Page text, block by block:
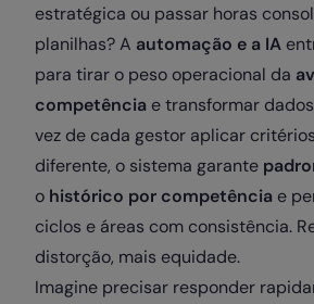
estratégica ou passar horas
planilhas? A automação e a IA
para tirar o peso operacional da
competência e transformar
vez de cada gestor aplicar
diferente, o sistema garante
o histórico por competência e
ciclos e áreas com consistência.
distorção, mais equidade.
Imagine precisar responder